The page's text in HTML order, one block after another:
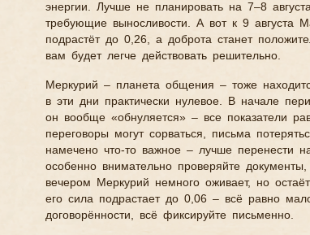
энергии. Лучше не планировать на 7–8
требующие выносливости. А вот к 9 августа
подрастёт до 0,26, а доброта станет
вам будет легче действовать решительно.
Меркурий – планета общения – тоже
в эти дни практически нулевое. В начале
он вообще «обнуляется» – все показатели
переговоры могут сорваться, письма
намечено что-то важное – лучше перенести
особенно внимательно проверяйте
вечером Меркурий немного оживает, но
его сила подрастает до 0,06 – всё равно
договорённости, всё фиксируйте письменно.